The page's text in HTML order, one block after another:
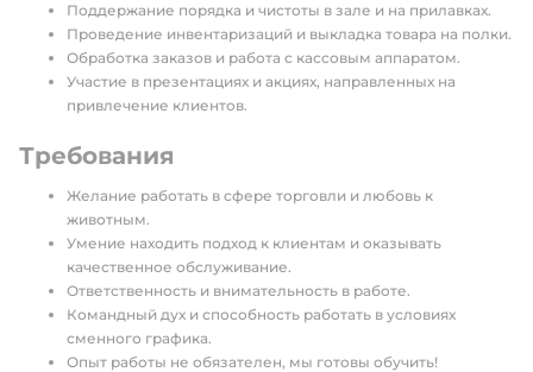
Поддержание порядка и чистоты в зале и на прилавках.
Проведение инвентаризаций и выкладка товара на полки.
Обработка заказов и работа с кассовым аппаратом.
Участие в презентациях и акциях, направленных на
привлечение клиентов.
Требования
Желание работать в сфере торговли и любовь к
животным.
Умение находить подход к клиентам и оказывать
качественное обслуживание.
Ответственность и внимательность в работе.
Командный дух и способность работать в условиях
сменного графика.
Опыт работы не обязателен, мы готовы обучить!